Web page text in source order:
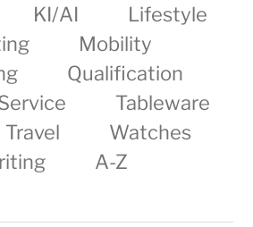
KI/AI
Lifestyle
Mobility
Qualification
Tableware
Travel
Watches
A-Z